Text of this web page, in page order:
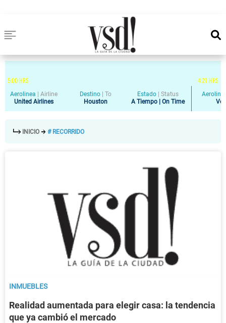
5:00HRS 4:21 HRS
Aerolinea
Airline
United Airlines
Destino
To
Houston
Estado
Status
A Tiempo | On Time
INICIO # RECORRIDO
INMUEBLES
Realidad aumentada para elegir casa: la tendencia
que ya cambió el mercado